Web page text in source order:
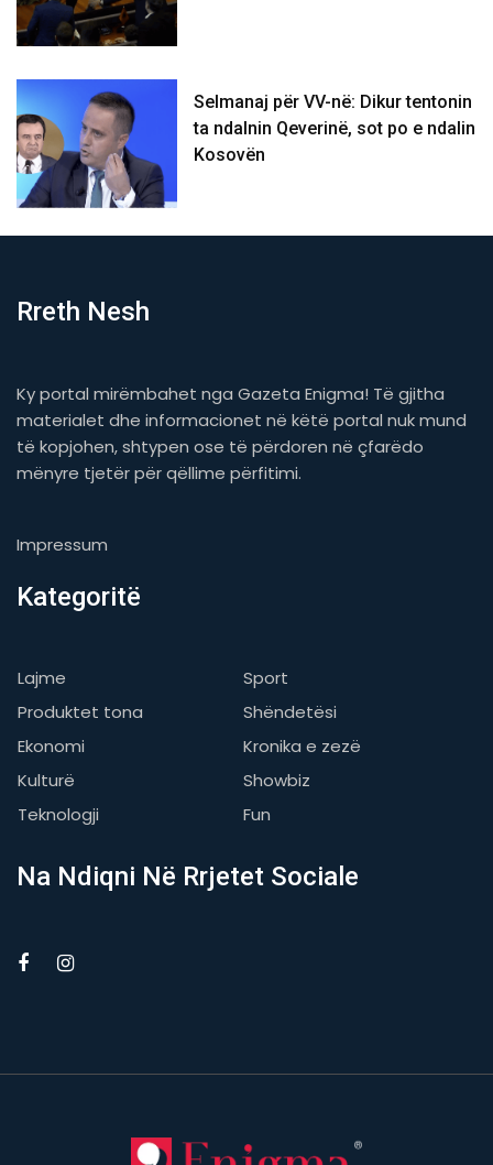
Selmanaj për VV-në: Dikur tentonin
ta ndalnin Qeverinë, sot po e ndalin
Kosovën
Rreth Nesh
Ky portal mirëmbahet nga Gazeta Enigma! Të gjitha
materialet dhe informacionet në këtë portal nuk mund
të kopjohen, shtypen ose të përdoren në çfarëdo
mënyre tjetër për qëllime përfitimi.
Impressum
Kategoritë
Lajme
Sport
Produktet tona
Shëndetësi
Ekonomi
Kronika e zezë
Kulturë
Showbiz
Teknologji
Fun
Na Ndiqni Në Rrjetet Sociale